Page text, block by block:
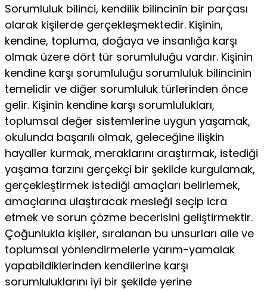
Sorumluluk bilinci, kendilik bilincinin bir parçası
olarak kişilerde gerçekleşmektedir. Kişinin,
kendine, topluma, doğaya ve insanlığa karşı
olmak üzere dört tür sorumluluğu vardır. Kişinin
kendine karşı sorumluluğu sorumluluk bilincinin
temelidir ve diğer sorumluluk türlerinden önce
gelir. Kişinin kendine karşı sorumlulukları,
toplumsal değer sistemlerine uygun yaşamak,
okulunda başarılı olmak, geleceğine ilişkin
hayaller kurmak, meraklarını araştırmak, istediği
yaşama tarzını gerçekçi bir şekilde kurgulamak,
gerçekleştirmek istediği amaçları belirlemek,
amaçlarına ulaştıracak mesleği seçip icra
etmek ve sorun çözme becerisini geliştirmektir.
Çoğunlukla kişiler, sıralanan bu unsurları aile ve
toplumsal yönlendirmelerle yarım-yamalak
yapabildiklerinden kendilerine karşı
sorumluluklarını iyi bir şekilde yerine